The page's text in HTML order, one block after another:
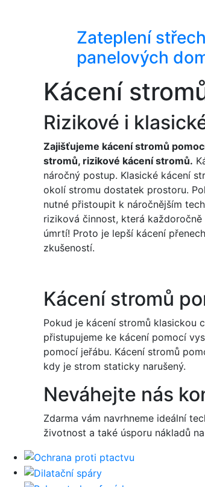
Zateplení střech
panelových
Kácení
Rizikové i
Zajišťujeme kácení stromů
stromů, rizikové kácení stromů.
náročný postup. Klasické kácení
okolí stromu dostatek prostoru.
nutné přistoupit k náročnějším
riziková činnost, která
úmrtí! Proto je lepší kácení
zkušeností.
Kácení stromů
Pokud je kácení stromů klasickou
přistupujeme ke kácení pomocí
pomocí jeřábu. Kácení stromů
kdy je strom staticky narušený.
Neváhejte nás
Zdarma vám navrhneme ideální
životnost a také úsporu nákladů